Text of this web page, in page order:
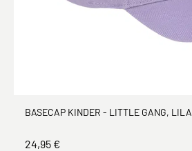
BASECAP KINDER - LITTLE GANG, LILA
24,95 €